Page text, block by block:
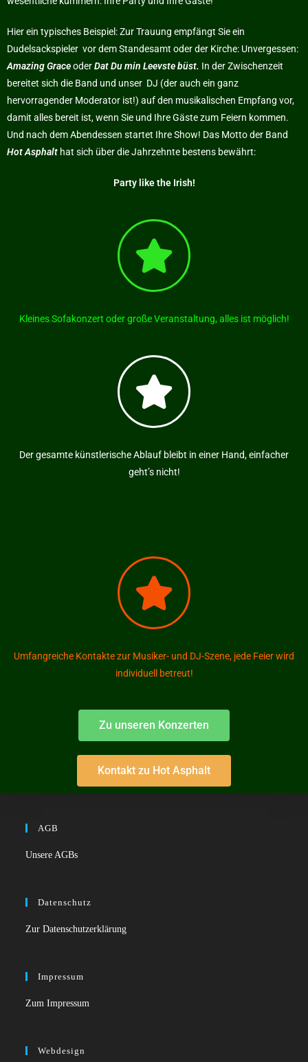
Hier ein typisches Beispiel: Zur Trauung empfängt Sie ein
Dudelsackspieler vor dem Standesamt oder der Kirche: Unvergessen:
Amazing GraceoderDat Du min Leevste büst. In der Zwischenzeit
bereitet sich die Band und unser DJ (der auch ein ganz
hervorragender Moderator ist!) auf den musikalischen Empfang vor,
damit alles bereit ist, wenn Sie und Ihre Gäste zum Feiern kommen.
Und nach dem Abendessen startet Ihre Show! Das Motto der Band
Hot Asphalt hat sich über die Jahrzehnte bestens bewährt:
Party like the Irish!
Kleines Sofakonzert oder große Veranstaltung, alles ist möglich!
Der gesamte künstlerische Ablauf bleibt in einer Hand, einfacher
geht’s nicht!
Umfangreiche Kontakte zur Musiker- und DJ-Szene, jede Feier wird
individuell betreut!
Zu unseren Konzerten
Kontakt zu Hot Asphalt
AGB
Unsere AGBs
Datenschutz
Zur Datenschutzerklärung
Impressum
Zum Impressum
Webdesign